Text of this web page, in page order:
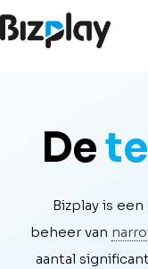
De
Bizplay is
beheer van
aantal